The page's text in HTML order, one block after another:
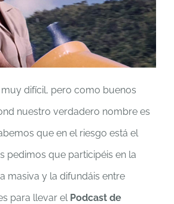
difícil, pero como buenos
nuestro verdadero nombre es
que en el riesgo está el
pedimos que participéis en la
masiva y la difundáis entre
para llevar el Podcast de